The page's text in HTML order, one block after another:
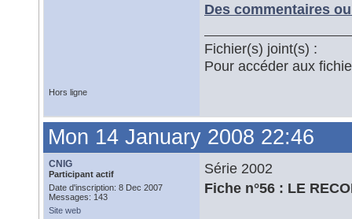
Des commentaires
Fichier(s) joint(s) :
Pour accéder aux
Hors ligne
Mon 14 January 2008 22:46
CNIG
Participant actif
Date d'inscription: 8 Dec 2007
Messages: 143
Site web
Série 2002
Fiche n°56 : LE